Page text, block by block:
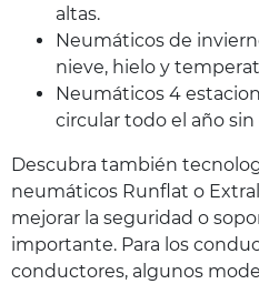
altas.
Neumáticos de
nieve, hielo y
Neumáticos 4
circular todo el año
Descubra también
neumáticos Runflat o
mejorar la seguridad o
importante. Para los
conductores, algunos